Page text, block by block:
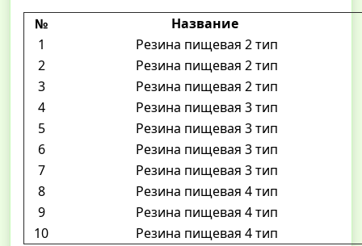
№
Название
1
Резина пищевая 2 тип
2
Резина пищевая 2 тип
3
Резина пищевая 2 тип
4
Резина пищевая 3 тип
5
Резина пищевая 3 тип
6
Резина пищевая 3 тип
7
Резина пищевая 3 тип
8
Резина пищевая 4 тип
9
Резина пищевая 4 тип
10
Резина пищевая 4 тип